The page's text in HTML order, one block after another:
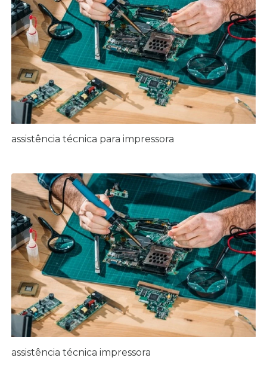
assistência técnica para impressora
assistência técnica impressora